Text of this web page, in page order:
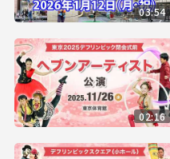
03:54
02:16